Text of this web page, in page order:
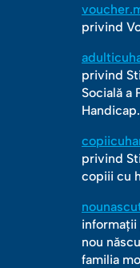
privind
privind
Socială a
Handicap.
privind
copiii cu
nou
familia